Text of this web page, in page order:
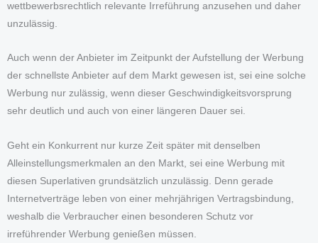
wettbewerbsrechtlich relevante Irreführung anzusehen und daher
unzulässig.
Auch wenn der Anbieter im Zeitpunkt der Aufstellung der Werbung
der schnellste Anbieter auf dem Markt gewesen ist, sei eine solche
Werbung nur zulässig, wenn dieser Geschwindigkeitsvorsprung
sehr deutlich und auch von einer längeren Dauer sei.
Geht ein Konkurrent nur kurze Zeit später mit denselben
Alleinstellungsmerkmalen an den Markt, sei eine Werbung mit
diesen Superlativen grundsätzlich unzulässig. Denn gerade
Internetverträge leben von einer mehrjährigen Vertragsbindung,
weshalb die Verbraucher einen besonderen Schutz vor
irreführender Werbung genießen müssen.